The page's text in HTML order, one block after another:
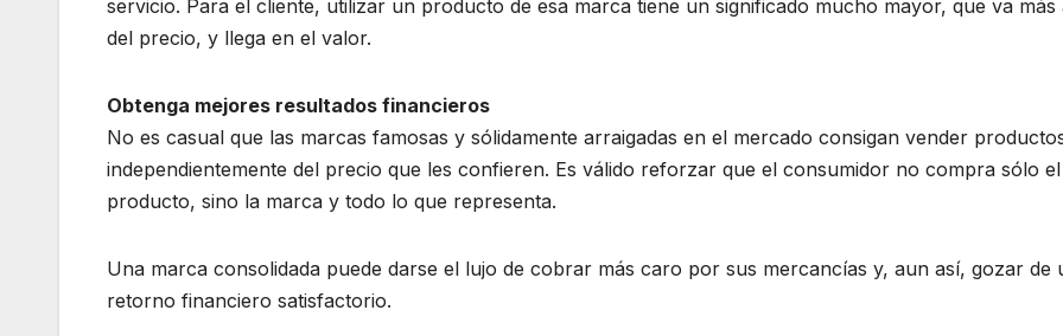
servicio. Para el cliente, utilizar un producto de esa marca tiene un significado mucho mayor, que va más
del precio, y llega en el valor.
Obtenga mejores resultados financieros
No es casual que las marcas famosas y sólidamente arraigadas en el mercado consigan vender
independientemente del precio que les confieren. Es válido reforzar que el consumidor no compra sólo el
producto, sino la marca y todo lo que representa.
Una marca consolidada puede darse el lujo de cobrar más caro por sus mercancías y, aun así, gozar de
retorno financiero satisfactorio.